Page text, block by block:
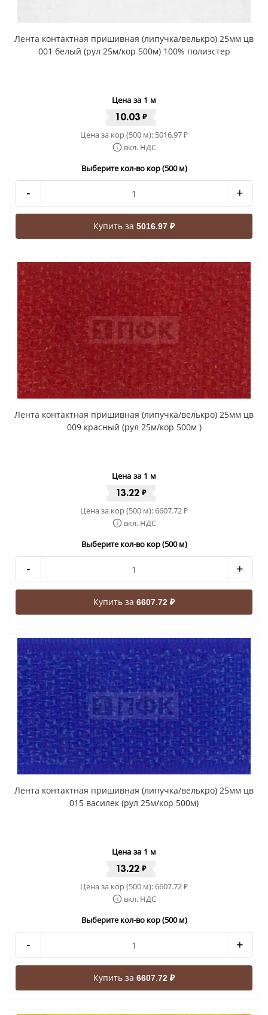
Лента контактная пришивная (липучка/велькро) 25мм цв
001 белый (рул 25м/кор 500м) 100% полиэстер
Цена за 1 м
10.03 ₽
Цена за кор (500 м): 5016.97₽
вкл. НДС
Выберите кол-во кор (500 м)
- +
Купить за 5016.97 ₽
Лента контактная пришивная (липучка/велькро) 25мм цв
009 красный (рул 25м/кор 500м )
Цена за 1 м
13.22 ₽
Цена за кор (500 м):6607.72₽
вкл. НДС
Выберите кол-во кор (500 м)
- +
Купить за 6607.72 ₽
Лента контактная пришивная (липучка/велькро) 25мм цв
015 василек (рул 25м/кор 500м)
Цена за 1 м
13.22 ₽
Цена за кор (500 м):6607.72₽
вкл. НДС
Выберите кол-во кор (500 м)
- +
Купить за 6607.72 ₽